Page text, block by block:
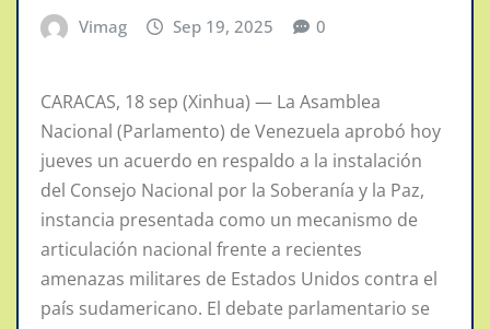
Vimag Sep 19, 2025 0
CARACAS, 18 sep (Xinhua) — La Asamblea
Nacional (Parlamento) de Venezuela aprobó hoy
jueves un acuerdo en respaldo a la instalación
del Consejo Nacional por la Soberanía y la Paz,
instancia presentada como un mecanismo de
articulación nacional frente a recientes
amenazas militares de Estados Unidos contra el
país sudamericano. El debate parlamentario se